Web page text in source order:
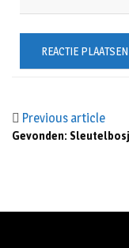
Previous article
Gevonden: